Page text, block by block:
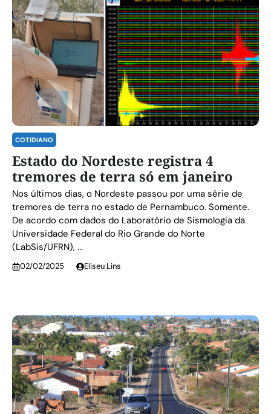
COTIDIANO
Estado do Nordeste registra 4
tremores de terra só em janeiro
Nos últimos dias, o Nordeste passou por uma série de
tremores de terra no estado de Pernambuco. Somente.
De acordo com dados do Laboratório de Sismologia da
Universidade Federal do Rio Grande do Norte
(LabSis/UFRN), ...
02/02/2025 Eliseu Lins